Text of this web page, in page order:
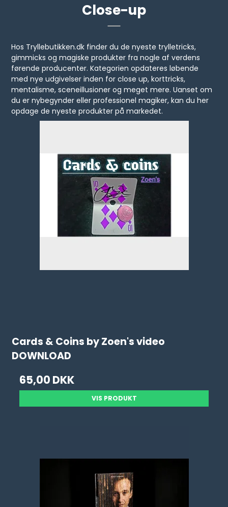
Close-up
Hos Tryllebutikken.dk finder du de nyeste trylletricks,
gimmicks og magiske produkter fra nogle af verdens
førende producenter. Kategorien opdateres løbende
med nye udgivelser inden for close up, korttricks,
mentalisme, sceneillusioner og meget mere. Uanset om
du er nybegynder eller professionel magiker, kan du her
opdage de nyeste produkter på markedet.
Cards & Coins by Zoen's video
DOWNLOAD
65,00 DKK
VIS PRODUKT